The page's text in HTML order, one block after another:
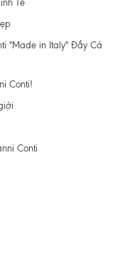
Tế
"Made in Italy" Đầy Cá
Conti!
Conti